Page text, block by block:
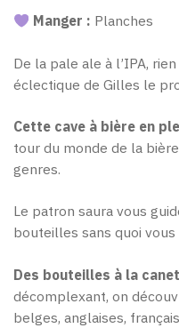
Manger : Planches
De la pale ale à l’IPA,
éclectique de Gilles le
Cette cave à bière en
tour du monde de la
genres.
Le patron saura vous
bouteilles sans quoi
Des bouteilles à la
décomplexant, on
belges, anglaises,